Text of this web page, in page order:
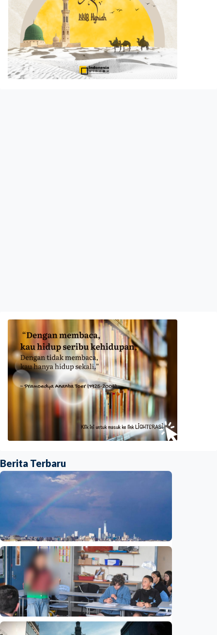
Berita Terbaru
Humaniora
Beijing jadi ibu kota arsitektur dunia
UNESCO-UIA 2029. Apa alasannya?
Indonesia•06 Aug 2026
Humaniora